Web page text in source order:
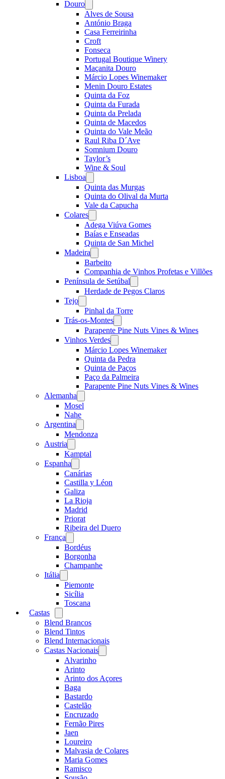
Douro
menu
Alves de Sousa
António Braga
Casa Ferreirinha
Croft
Fonseca
Portugal Boutique Winery
Maçanita Douro
Márcio Lopes Winemaker
Menin Douro Estates
Quinta da Foz
Quinta da Furada
Quinta da Prelada
Quinta de Macedos
Quinta do Vale Meão
Raul Riba D´Ave
Somnium Douro
Taylor’s
Wine & Soul
Lisboa
menu
Quinta das Murgas
Quinta do Olival da Murta
Vale da Capucha
Colares
menu
Adega Viúva Gomes
Baías e Enseadas
Quinta de San Michel
Madeira
menu
Barbeito
Companhia de Vinhos Profetas e Villões
Península de Setúbal
menu
Herdade de Pegos Claros
Tejo
menu
Pinhal da Torre
Trás-os-Montes
menu
Parapente Pine Nuts Vines & Wines
Vinhos Verdes
menu
Márcio Lopes Winemaker
Quinta da Pedra
Quinta de Paços
Paço da Palmeira
Parapente Pine Nuts Vines & Wines
Alemanha
menu
Mosel
Nahe
Argentina
menu
Mendonza
Austria
menu
Kamptal
Espanha
menu
Canárias
Castilla y Léon
Galiza
La Rioja
Madrid
Priorat
Ribeira del Duero
França
menu
Bordéus
Borgonha
Champanhe
Itália
menu
Piemonte
Sicília
Toscana
Castas
menu
Blend Brancos
Blend Tintos
Blend Internacionais
Castas Nacionais
menu
Alvarinho
Arinto
Arinto dos Açores
Baga
Bastardo
Castelão
Encruzado
Fernão Pires
Jaen
Loureiro
Malvasia de Colares
Maria Gomes
Ramisco